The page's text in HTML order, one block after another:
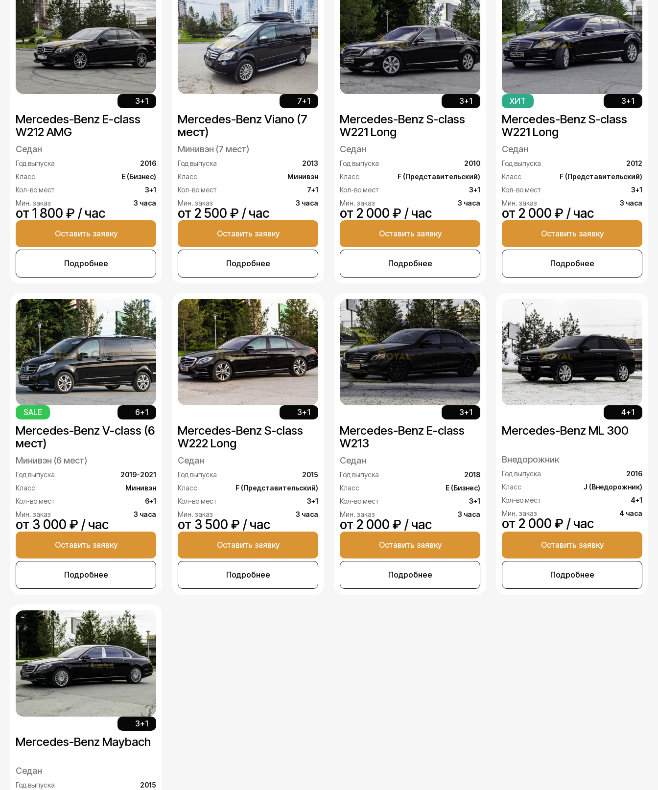
3+1
Mercedes-Benz E-class
W212 AMG
Седан
Год выпуска
2016
Класс
E (Бизнес)
Кол-во мест
3+1
Мин. заказ
3 часа
от 1 800 ₽ / час
Оставить заявку
Подробнее
7+1
Mercedes-Benz Viano (7
мест)
Минивэн (7 мест)
Год выпуска
2013
Класс
Минивэн
Кол-во мест
7+1
Мин. заказ
3 часа
от 2 500 ₽ / час
Оставить заявку
Подробнее
3+1
Mercedes-Benz S-class
W221 Long
Седан
Год выпуска
2010
Класс
F (Представительский)
Кол-во мест
3+1
Мин. заказ
3 часа
от 2 000 ₽ / час
Оставить заявку
Подробнее
ХИТ 3+1
Mercedes-Benz S-class
W221 Long
Седан
Год выпуска
2012
Класс
F (Представительский)
Кол-во мест
3+1
Мин. заказ
3 часа
от 2 000 ₽ / час
Оставить заявку
Подробнее
SALE 6+1
Mercedes-Benz V-class (6
мест)
Минивэн (6 мест)
Год выпуска
2019-2021
Класс
Минивэн
Кол-во мест
6+1
Мин. заказ
3 часа
от 3 000 ₽ / час
Оставить заявку
Подробнее
3+1
Mercedes-Benz S-class
W222 Long
Седан
Год выпуска
2015
Класс
F (Представительский)
Кол-во мест
3+1
Мин. заказ
3 часа
от 3 500 ₽ / час
Оставить заявку
Подробнее
3+1
Mercedes-Benz E-class
W213
Седан
Год выпуска
2018
Класс
E (Бизнес)
Кол-во мест
3+1
Мин. заказ
3 часа
от 2 000 ₽ / час
Оставить заявку
Подробнее
4+1
Mercedes-Benz ML 300
Внедорожник
Год выпуска
2016
Класс
J (Внедорожник)
Кол-во мест
4+1
Мин. заказ
4 часа
от 2 000 ₽ / час
Оставить заявку
Подробнее
3+1
Mercedes-Benz Maybach
Седан
Год выпуска 2015